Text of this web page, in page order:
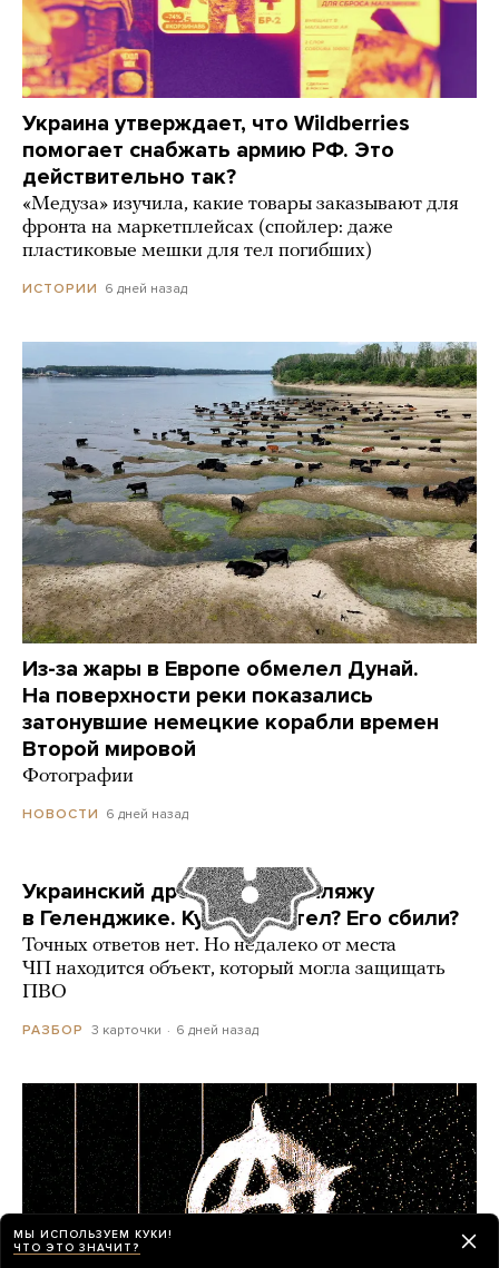
Украина утверждает, что Wildberries
помогает снабжать армию РФ. Это
действительно так?
«Медуза» изучила, какие товары заказывают для
фронта на маркетплейсах (спойлер: даже
пластиковые мешки для тел погибших)
ИСТОРИИ 6 дней назад
Из-за жары в Европе обмелел Дунай.
На поверхности реки показались
затонувшие немецкие корабли времен
Второй мировой
Фотографии
НОВОСТИ 6 дней назад
Украинский дрон попал по пляжу
в Геленджике. Куда он летел? Его сбили?
Точных ответов нет. Но недалеко от места
ЧП находится объект, который могла защищать
ПВО
РАЗБОР 3 карточки 6 дней назад
МЫ ИСПОЛЬЗУЕМ КУКИ!
ЧТО ЭТО ЗНАЧИТ?